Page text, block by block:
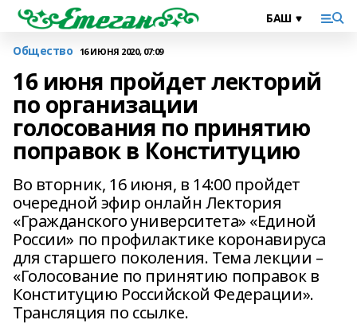
Общество 16 ИЮНЯ 2020, 07:09
16 июня пройдет лекторий
по организации
голосования по принятию
поправок в Конституцию
Во вторник, 16 июня, в 14:00 пройдет
очередной эфир онлайн Лектория
«Гражданского университета» «Единой
России» по профилактике коронавируса
для старшего поколения. Тема лекции –
«Голосование по принятию поправок в
Конституцию Российской Федерации».
Трансляция по ссылке.